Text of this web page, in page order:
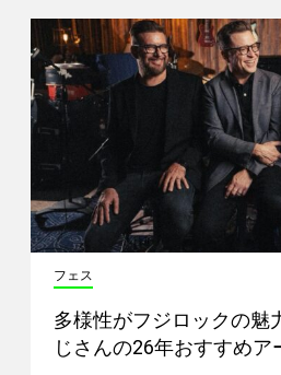
フェス
多様性がフジロックの魅
じさんの26年おすすめア